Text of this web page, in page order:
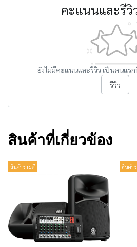
คะแนนและรีวิ
ยังไม่มีคะแนนและรีวิว เป็นคนแร
รีวิว
สินค้าที่เกี่ยวข้อง
สินค้าขายดี สินค้า